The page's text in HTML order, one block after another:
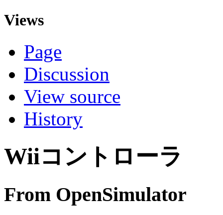
Views
Page
Discussion
View source
History
Wiiコントローラ
From OpenSimulator